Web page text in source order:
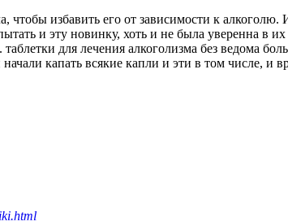
избавить его от зависимости к алкоголю.
и эту новинку, хоть и не была уверенна в
для лечения алкоголизма без ведома
капать всякие капли и эти в том числе,